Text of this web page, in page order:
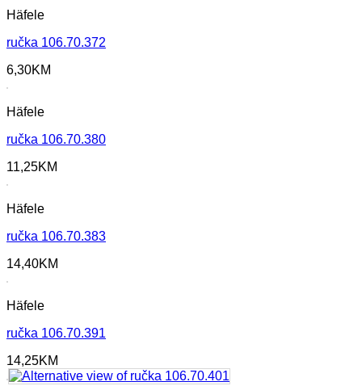
Häfele
ručka 106.70.372
6,30KM
Häfele
ručka 106.70.380
11,25KM
Häfele
ručka 106.70.383
14,40KM
Häfele
ručka 106.70.391
14,25KM